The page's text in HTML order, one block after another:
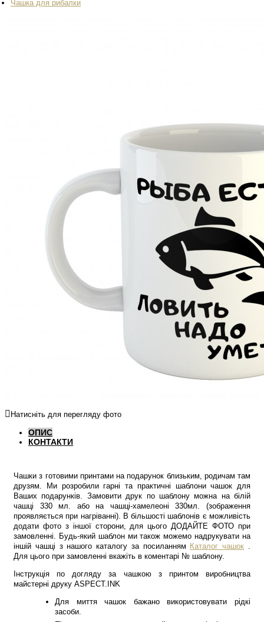
Чашка для рибалки
Натисніть для перегляду фото
ОПИС
КОНТАКТИ
Чашки з готовими принтами на подарунок близьким, родичам там
друзям. Ми розробили гарні та практичні шаблони чашок для
Ваших подарунків. Замовити друк по шаблону можна на білій
чашці 330 мл. або на чашці-хамелеоні 330мл. (зображення
проявляється при нагріванні). В більшості шаблонів є можливість
додати фото з іншої сторони, для цього ДОДАЙТЕ ФОТО при
замовленні. Будь-який шаблон ми також можемо надрукувати на
іншій чашці з нашого каталогу за посиланням Каталог чашок .
Для цього при замовленні вкажіть в коментарі № шаблону.
Інструкція по догляду за чашкою з принтом виробництва
майстерні друку ASPECT.INK
Для миття чашок бажано використовувати рідкі
засоби.